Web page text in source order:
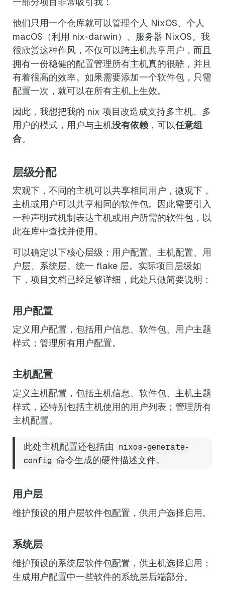
他们只用一个仓库就可以管理个人 NixOS、个人
macOS（利用 nix-darwin）、服务器 NixOS。我
很欣赏这种作风，不仅可以跨主机共享用户，而且
拥有一份稳健的配置管理所有主机真的很酷，并且
有着很高的效率。如果需要添加一个软件包，只需
配置一次，就可以在所有主机上生效。
因此，我想把我的 nix 项目改造成支持多主机、多
用户的模式，用户与主机没有依赖 ，可以任意组
合。
层级分配
宏观下，不同的主机可以共享相同用户，微观下，
主机或用户可以共享相同的软件包。因此需要引入
一种声明式机制表达主机或用户所需的软件包，以
此在库中查找并使用。
可以确定以下核心层级：用户配置、主机配置、用
户层、系统层、统一 flake 层。实际项目层级如
下，项目文档已经足够详细，此处只做简要说明：
用户配置
定义用户配置，包括用户信息、软件包、用户主题
样式；管理所有用户配置。
主机配置
定义主机配置，包括主机信息、软件包、主机主题
样式，还特别包括主机使用的用户列表；管理所有
主机配置。
此处主机配置还包括由 nixos-generate-
config 命令生成的硬件描述文件。
用户层
维护预设的用户层软件包配置，供用户选择启用。
系统层
维护预设的系统层软件包配置，供主机选择启用；
生成用户配置中一些软件的系统层后端部分。